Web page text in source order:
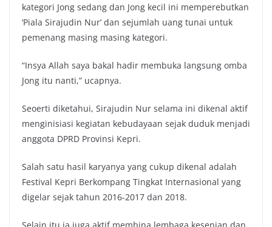
kategori Jong sedang dan Jong kecil ini memperebutkan
‘Piala Sirajudin Nur’ dan sejumlah uang tunai untuk
pemenang masing masing kategori.
“Insya Allah saya bakal hadir membuka langsung omba
Jong itu nanti,” ucapnya.
Seoerti diketahui, Sirajudin Nur selama ini dikenal aktif
menginisiasi kegiatan kebudayaan sejak duduk menjadi
anggota DPRD Provinsi Kepri.
Salah satu hasil karyanya yang cukup dikenal adalah
Festival Kepri Berkompang Tingkat Internasional yang
digelar sejak tahun 2016-2017 dan 2018.